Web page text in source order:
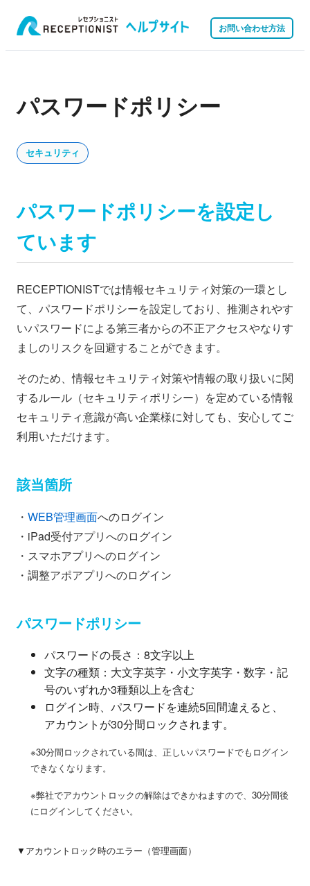
お問い合わせ方法
パスワードポリシー
セキュリティ
パスワードポリシーを設定し
ています
RECEPTIONISTでは情報セキュリティ対策の一環とし
て、パスワードポリシーを設定しており、推測されやす
いパスワードによる第三者からの不正アクセスやなりす
ましのリスクを回避することができます。
そのため、情報セキュリティ対策や情報の取り扱いに関
するルール（セキュリティポリシー）を定めている情報
セキュリティ意識が高い企業様に対しても、安心してご
利用いただけます。
該当箇所
・ WEB管理画面へのログイン
・iPad受付アプリへのログイン
・スマホアプリへのログイン
・調整アポアプリへのログイン
パスワードポリシー
パスワードの長さ：8文字以上
文字の種類：大文字英字・小文字英字・数字・記
号のいずれか3種類以上を含む
ログイン時、パスワードを連続5回間違えると、
アカウントが30分間ロックされます。
※30分間ロックされている間は、正しいパスワードでもログイン
できなくなります。
※弊社でアカウントロックの解除はできかねますので、30分間後
にログインしてください。
▼アカウントロック時のエラー（管理画面）